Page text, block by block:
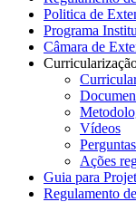
Politica de
Programa
Câmara de
Vídeos
Ações
Guia para
Regulamento